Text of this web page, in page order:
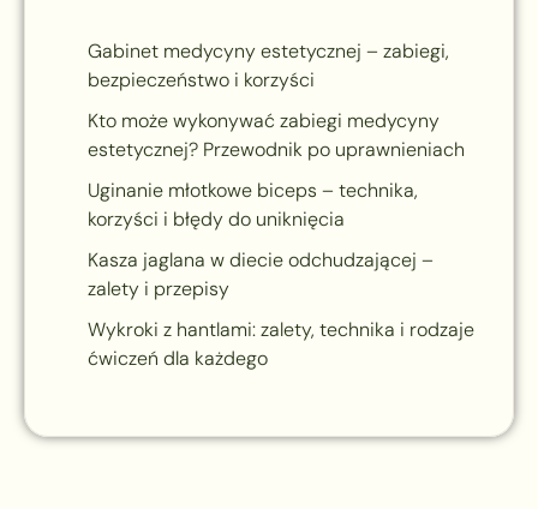
Gabinet medycyny estetycznej – zabiegi,
bezpieczeństwo i korzyści
Kto może wykonywać zabiegi medycyny
estetycznej? Przewodnik po uprawnieniach
Uginanie młotkowe biceps – technika,
korzyści i błędy do uniknięcia
Kasza jaglana w diecie odchudzającej –
zalety i przepisy
Wykroki z hantlami: zalety, technika i rodzaje
ćwiczeń dla każdego